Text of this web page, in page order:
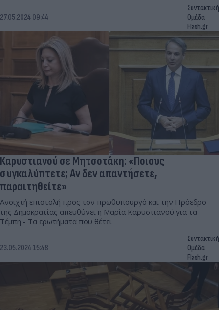
27.05.2024 09:44
Συντακτική
Ομάδα
Flash.gr
Καρυστιανού σε Μητσοτάκη: «Ποιους
συγκαλύπτετε; Aν δεν απαντήσετε,
παραιτηθείτε»
Ανοιχτή επιστολή προς τον πρωθυπουργό και την Πρόεδρο
της Δημοκρατίας απευθύνει η Μαρία Καρυστιανού για τα
Τέμπη - Τα ερωτήματα που θέτει
23.05.2024 15:48
Συντακτική
Ομάδα
Flash.gr